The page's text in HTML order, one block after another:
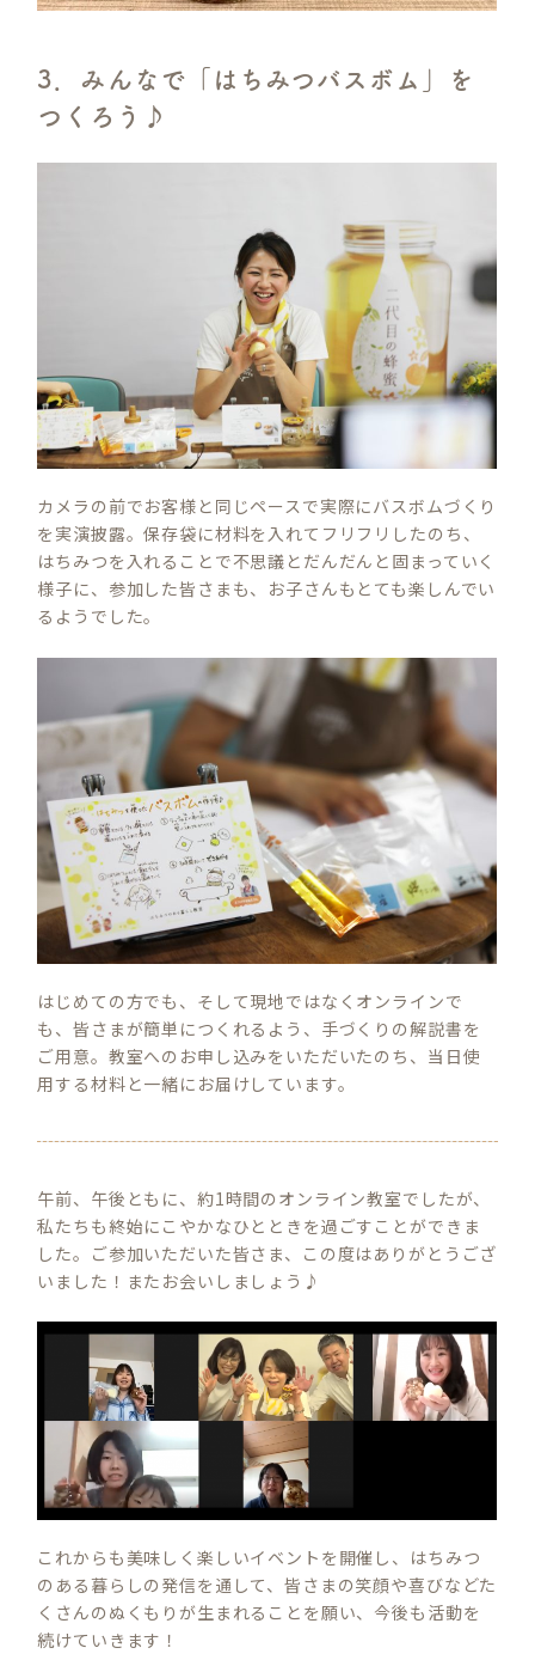
3．みんなで「はちみつバスボム」を
つくろう♪
カメラの前でお客様と同じペースで実際にバスボムづくり
を実演披露。保存袋に材料を入れてフリフリしたのち、
はちみつを入れることで不思議とだんだんと固まっていく
様子に、参加した皆さまも、お子さんもとても楽しんでい
るようでした。
はじめての方でも、そして現地ではなくオンラインで
も、皆さまが簡単につくれるよう、手づくりの解説書を
ご用意。教室へのお申し込みをいただいたのち、当日使
用する材料と一緒にお届けしています。
午前、午後ともに、約1時間のオンライン教室でしたが、
私たちも終始にこやかなひとときを過ごすことができま
した。ご参加いただいた皆さま、この度はありがとうござ
いました！またお会いしましょう♪
これからも美味しく楽しいイベントを開催し、はちみつ
のある暮らしの発信を通して、皆さまの笑顔や喜びなどた
くさんのぬくもりが生まれることを願い、今後も活動を
続けていきます！